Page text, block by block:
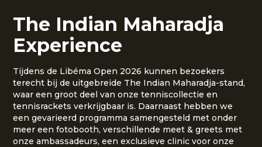
The Indian Maharadja
Experience
Tijdens de Libéma Open 2026 kunnen bezoekers
terecht bij de uitgebreide The Indian Maharadja-stand,
waar een groot deel van onze tenniscollectie en
tennisrackets verkrijgbaar is. Daarnaast hebben we
een gevarieerd programma samengesteld met onder
meer een fotobooth, verschillende meet & greets met
onze ambassadeurs, een exclusieve clinic voor onze